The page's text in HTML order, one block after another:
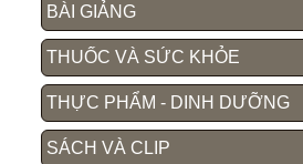
BÀI GIẢNG
THUỐC VÀ SỨC KHỎE
THỰC PHẨM - DINH DƯỠNG
SÁCH VÀ CLIP